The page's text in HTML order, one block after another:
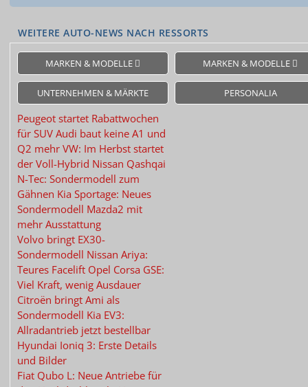
WEITERE AUTO-NEWS NACH RESSORTS
MARKEN & MODELLE MARKEN & MODELLE
UNTERNEHMEN & MÄRKTE PERSONALIA
Peugeot startet Rabattwochen
für SUV Audi baut keine A1 und
Q2 mehr VW: Im Herbst startet
der Voll-Hybrid Nissan Qashqai
N-Tec: Sondermodell zum
Gähnen Kia Sportage: Neues
Sondermodell Mazda2 mit
mehr Ausstattung
Volvo bringt EX30-
Sondermodell Nissan Ariya:
Teures Facelift Opel Corsa GSE:
Viel Kraft, wenig Ausdauer
Citroën bringt Ami als
Sondermodell Kia EV3:
Allradantrieb jetzt bestellbar
Hyundai Ioniq 3: Erste Details
und Bilder
Fiat Qubo L: Neue Antriebe für